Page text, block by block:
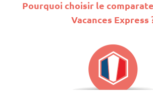
Pourquoi choisir le
Vacances Express